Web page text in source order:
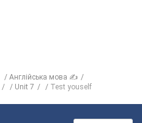
Англійська мова ✍
Unit 7 Test youself